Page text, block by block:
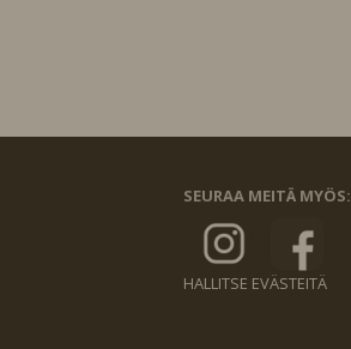
SEURAA MEITÄ MYÖS:
HALLITSE EVÄSTEITÄ